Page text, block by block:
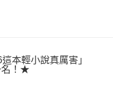
本輕小說真厲害」
名！★